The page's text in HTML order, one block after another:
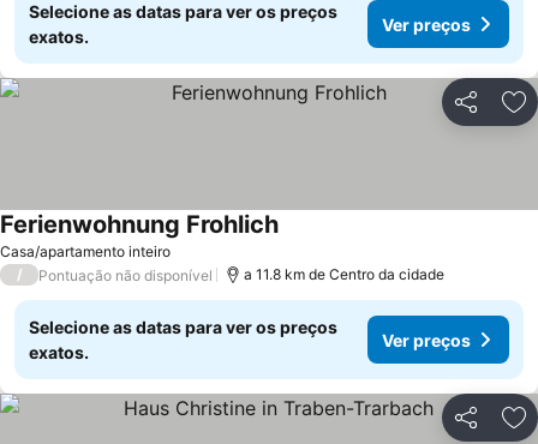
Selecione as datas para ver os preços
exatos.
Ver preços
Partilhar
Casa/apartamento inteiro
Ferienwohnung Frohlich
/ Pontuação não disponível a 11.8 km de Centro da cidade
Selecione as datas para ver os preços
exatos.
Ver preços
Partilhar